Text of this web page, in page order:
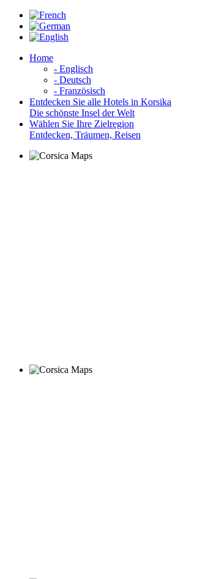
Home
- Englisch
- Deutsch
- Französisch
Entdecken Sie alle Hotels in Korsika
Die schönste Insel der Welt
Wählen Sie Ihre Zielregion
Entdecken, Träumen, Reisen